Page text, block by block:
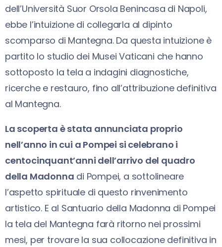
dell’Università Suor Orsola Benincasa di Napoli,
ebbe l’intuizione di collegarla al dipinto
scomparso di Mantegna. Da questa intuizione è
partito lo studio dei Musei Vaticani che hanno
sottoposto la tela a indagini diagnostiche,
ricerche e restauro, fino all’attribuzione definitiva
al Mantegna.
La scoperta è stata annunciata proprio
nell’anno in cui a Pompei si celebrano i
centocinquant’anni dell’arrivo del quadro
della Madonna di Pompei, a sottolineare
l’aspetto spirituale di questo rinvenimento
artistico. E al Santuario della Madonna di Pompei
la tela del Mantegna farà ritorno nei prossimi
mesi, per trovare la sua collocazione definitiva in